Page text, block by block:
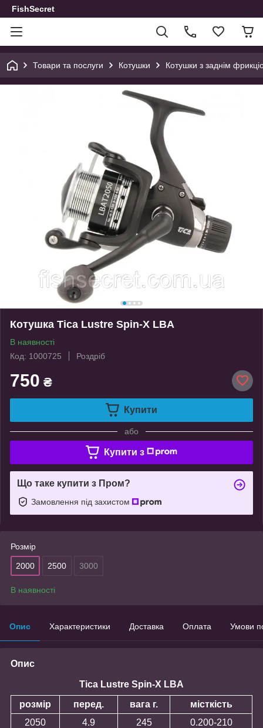
FishSecret
Товари та послуги Котушки Котушки з заднім
Котушка Tica Lustre Spin-X LBA
В наявності
Код: 1000725
Роздріб
750 ₴
Купити
або
Купити з
Що таке купити з Пром?
Замовлення під захистом
Розмір
2000 2500 3000
В наявності
Опис Характеристики Доставка Оплата Умови
Опис
Tica Lustre Spin-X LBA
розмір
перед. вага г.
місткість
2050
4.9 245
0.200-210